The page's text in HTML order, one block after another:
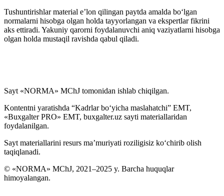
Tushuntirishlar material e’lon qilingan paytda amalda boʻlgan
normalarni hisobga olgan holda tayyorlangan va ekspertlar fikrini
aks ettiradi. Yakuniy qarorni foydalanuvchi aniq vaziyatlarni hisobga
olgan holda mustaqil ravishda qabul qiladi.
Sayt «NORMA» MChJ tomonidan ishlab chiqilgan.
Kontentni yaratishda “Kadrlar boʻyicha maslahatchi” EMT,
«Buxgalter PRO» EMT, buxgalter.uz sayti materiallaridan
foydalanilgan.
Sayt materiallarini resurs ma’muriyati roziligisiz koʻchirib olish
taqiqlanadi.
© «NORMA» MChJ, 2021–2025 y. Barcha huquqlar
himoyalangan.